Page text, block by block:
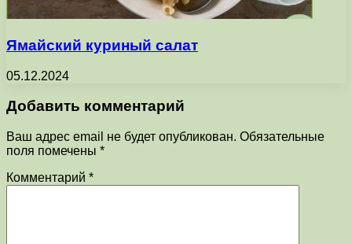
Ямайский куриный салат
05.12.2024
Добавить комментарий
Ваш адрес email не будет опубликован. Обязательные
поля помечены *
Комментарий *